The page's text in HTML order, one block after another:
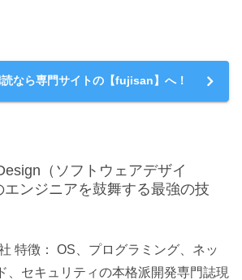
なら専門サイトの【fujisan】へ！
（ソフトウェアデザイ
エンジニアを鼓舞する最強の技
特徴： OS、プログラミング、ネッ
、セキュリティの本格派開発専門誌現